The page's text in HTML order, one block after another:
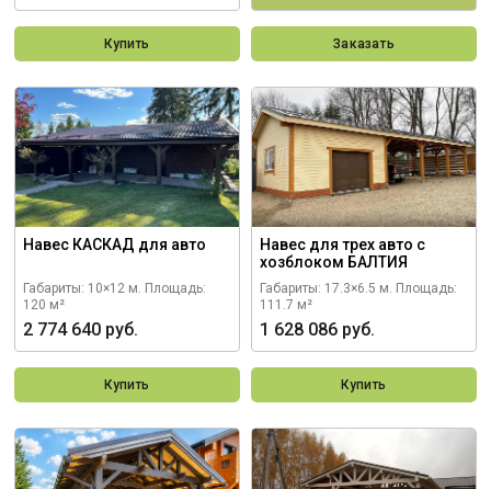
Купить Заказать
Навес КАСКАД для авто
Габариты: 10×12 м. Площадь:
120 м²
2 774 640 руб.
Купить
Навес для трех авто с
хозблоком БАЛТИЯ
Габариты: 17.3×6.5 м. Площадь:
111.7 м²
1 628 086 руб.
Купить